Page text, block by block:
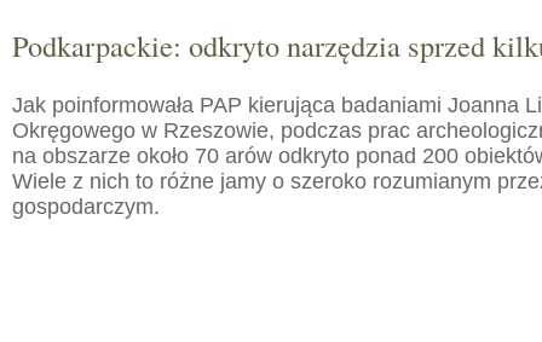
Podkarpackie: odkryto narzędzia sprzed
Jak poinformowała PAP kierująca badaniami Joanna
Okręgowego w Rzeszowie, podczas prac
na obszarze około 70 arów odkryto ponad 200
Wiele z nich to różne jamy o szeroko rozumianym
gospodarczym.